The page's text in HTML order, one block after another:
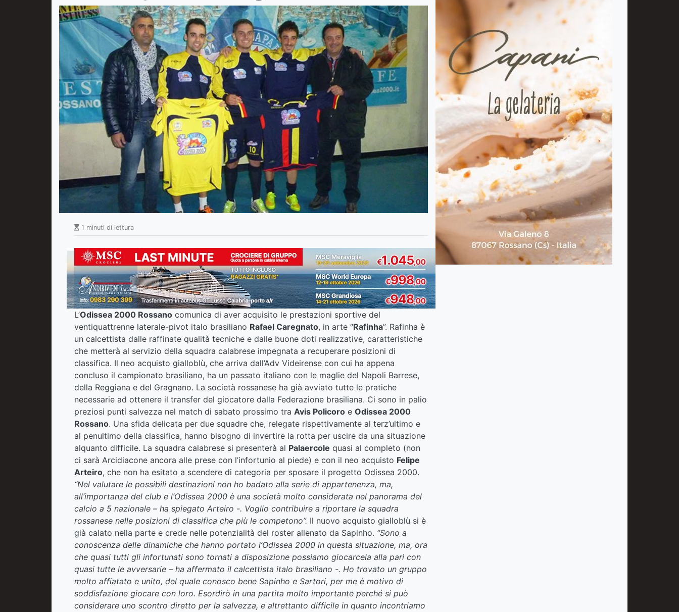
1 minuti di lettura
L’Odissea 2000 Rossano comunica di aver acquisito le prestazioni sportive del
ventiquattrenne laterale-pivot italo brasiliano Rafael Caregnato, in arte “Rafinha”. Rafinha è
un calcettista dalle raffinate qualità tecniche e dalle buone doti realizzative, caratteristiche
che metterà al servizio della squadra calabrese impegnata a recuperare posizioni di
classifica. Il neo acquisto gialloblù, che arriva dall’Adv Videirense con cui ha appena
concluso il campionato brasiliano, ha un passato italiano con le maglie del Napoli Barrese,
della Reggiana e del Gragnano. La società rossanese ha già avviato tutte le pratiche
necessarie ad ottenere il transfer del giocatore dalla Federazione brasiliana. Ci sono in palio
preziosi punti salvezza nel match di sabato prossimo tra Avis Policoro e Odissea 2000
Rossano. Una sfida delicata per due squadre che, relegate rispettivamente al terz’ultimo e
al penultimo della classifica, hanno bisogno di invertire la rotta per uscire da una situazione
alquanto difficile. La squadra calabrese si presenterà al Palaercole quasi al completo (non
ci sarà Arcidiacone ancora alle prese con l’infortunio al piede) e con il neo acquisto Felipe
Arteiro, che non ha esitato a scendere di categoria per sposare il progetto Odissea 2000.
“Nel valutare le possibili destinazioni non ho badato alla serie di appartenenza, ma,
all’importanza del club e l’Odissea 2000 è una società molto considerata nel panorama del
calcio a 5 nazionale – ha spiegato Arteiro -. Voglio contribuire a riportare la squadra
rossanese nelle posizioni di classifica che più le competono”. Il nuovo acquisto gialloblù si è
già calato nella parte e crede nelle potenzialità del roster allenato da Sapinho. “Sono a
conoscenza delle dinamiche che hanno portato l’Odissea 2000 in questa situazione, ma, ora
che quasi tutti gli infortunati sono tornati a disposizione possiamo giocarcela alla pari con
quasi tutte le avversarie – ha affermato il calcettista italo brasiliano -. Ho trovato un gruppo
molto affiatato e unito, del quale conosco bene Sapinho e Sartori, per me è motivo di
soddisfazione giocare con loro. Esordirò in una partita molto importante perché si può
considerare uno scontro diretto per la salvezza, e altrettanto difficile in quanto incontriamo